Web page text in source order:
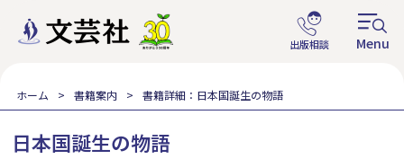
ホーム 書籍案内 書籍詳細：日本国誕生の物語
日本国誕生の物語